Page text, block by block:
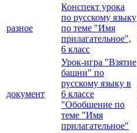
разное
Конспект урока
по русскому языку
по теме "Имя
прилагательное",
6 класс
документ
Урок-игра "Взятие
башни" по
русскому языку в
6 классе
"Обобщение по
теме "Имя
прилагательное"